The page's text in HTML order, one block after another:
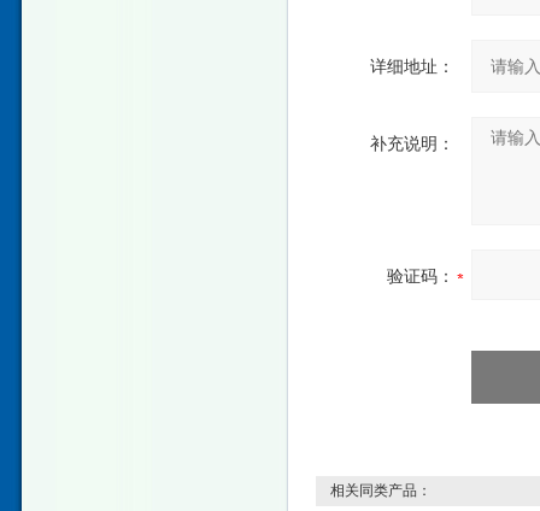
详细地址：
补充说明：
验证码：
相关同类产品：